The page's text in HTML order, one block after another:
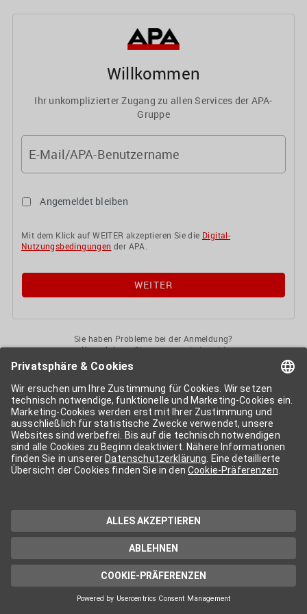
Willkommen
Ihr unkomplizierter Zugang zu allen Services der APA-
Gruppe
E-Mail/APA-Benutzername
Angemeldet bleiben
Mit dem Klick auf WEITER akzeptieren Sie die Digital-
Nutzungsbedingungen der APA.
Sie haben Probleme bei der Anmeldung?
KontaktierenSie uns gerne jederzeit!
APA-User
Services der APA-Gruppe. Für die Nutzung der einzelnen Anwendungen
kann eine weitere Freischaltung nötig sein. Kosten fallen nur nach einer
Bestellung und genauer Kosteninformation an.
Wenn nicht anders erwähnt, gelten dieAllgemeinen
Geschäftsbedingungender APA - Austria Presse Agentur.
Die von Ihnen angegebenen Daten werden ausschließlich für die
Zwecke der Demo-Nutzung bzw. des Vertragsverhältnisses genutzt.
Eine darüber hinaus gehende oder andersartige Verwendung ist nur mit
technischen Support stehen wir Ihnen jederzeit gerne zur Verfügung.
Datenschutzerklärung
Cookie-Präferenzen